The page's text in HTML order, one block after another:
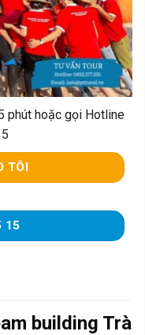
phút hoặc gọi Hotline
TÔI
15
building Trà